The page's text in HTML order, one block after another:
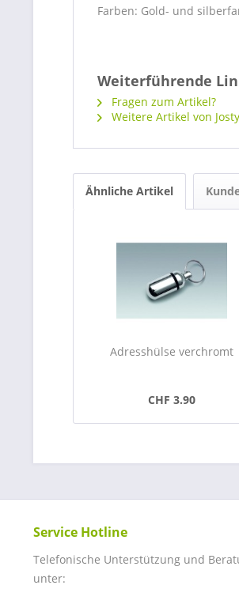
Farben: Gold- und
Weiterführende
Fragen zum Artikel?
Weitere Artikel von Josty
Ähnliche Artikel
Adresshülse verchromt
CHF 3.90
Service Hotline
Telefonische Unterstützung und
unter: